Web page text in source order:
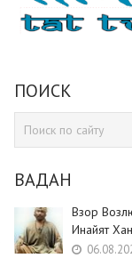
ПОИСК
ВАДАН
Взор
Инайят Хан